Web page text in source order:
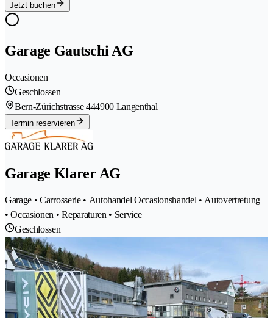
Jetzt buchen
Garage Gautschi AG
Occasionen
Geschlossen
Bern-Zürichstrasse 444900 Langenthal
Termin reservieren
Garage Klarer AG
Garage • Carrosserie • Autohandel Occasionshandel • Autovertretung
• Occasionen • Reparaturen • Service
Geschlossen